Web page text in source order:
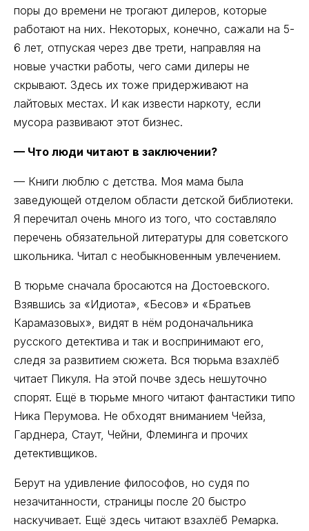
поры до времени не трогают дилеров, которые
работают на них. Некоторых, конечно, сажали на 5-
6 лет, отпуская через две трети, направляя на
новые участки работы, чего сами дилеры не
скрывают. Здесь их тоже придерживают на
лайтовых местах. И как извести наркоту, если
мусора развивают этот бизнес.
— Что люди читают в заключении?
— Книги люблю с детства. Моя мама была
заведующей отделом области детской библиотеки.
Я перечитал очень много из того, что составляло
перечень обязательной литературы для советского
школьника. Читал с необыкновенным увлечением.
В тюрьме сначала бросаются на Достоевского.
Взявшись за «Идиота», «Бесов» и «Братьев
Карамазовых», видят в нём родоначальника
русского детектива и так и воспринимают его,
следя за развитием сюжета. Вся тюрьма взахлёб
читает Пикуля. На этой почве здесь нешуточно
спорят. Ещё в тюрьме много читают фантастики типо
Ника Перумова. Не обходят вниманием Чейза,
Гарднера, Стаут, Чейни, Флеминга и прочих
детективщиков.
Берут на удивление философов, но судя по
незачитанности, страницы после 20 быстро
наскучивает. Ещё здесь читают взахлёб Ремарка.